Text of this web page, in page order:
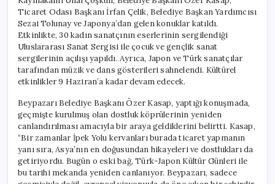
Ticaret Odası Başkanı İrfan Çelik, Belediye Başkan Yardımcısı
Sezai Tolunay ve Japonya’dan gelen konuklar katıldı.
Etkinlikte, 30 kadın sanatçının eserlerinin sergilendiği
Uluslararası Sanat Sergisi ile çocuk ve gençlik sanat
sergilerinin açılışı yapıldı. Ayrıca, Japon ve Türk sanatçılar
tarafından müzik ve dans gösterileri sahnelendi. Kültürel
etkinlikler 9 Haziran’a kadar devam edecek.
Beypazarı Belediye Başkanı Özer Kasap, yaptığı konuşmada,
geçmişte kurulmuş olan dostluk köprülerinin yeniden
canlandırılması amacıyla bir araya geldiklerini belirtti. Kasap,
“Bir zamanlar İpek Yolu kervanları burada ticaret yapmanın
yanı sıra, Asya’nın en doğusundan hikayeleri ve dostlukları da
getiriyordu. Bugün o eski bağ, Türk-Japon Kültür Günleri ile
bu tarihi mekanda yeniden canlanıyor. Beypazarı, sadece